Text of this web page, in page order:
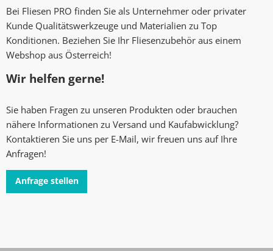
Bei Fliesen PRO finden Sie als Unternehmer oder privater
Kunde Qualitätswerkzeuge und Materialien zu Top
Konditionen. Beziehen Sie Ihr Fliesenzubehör aus einem
Webshop aus Österreich!
Wir helfen gerne!
Sie haben Fragen zu unseren Produkten oder brauchen
nähere Informationen zu Versand und Kaufabwicklung?
Kontaktieren Sie uns per E-Mail, wir freuen uns auf Ihre
Anfragen!
Anfrage stellen